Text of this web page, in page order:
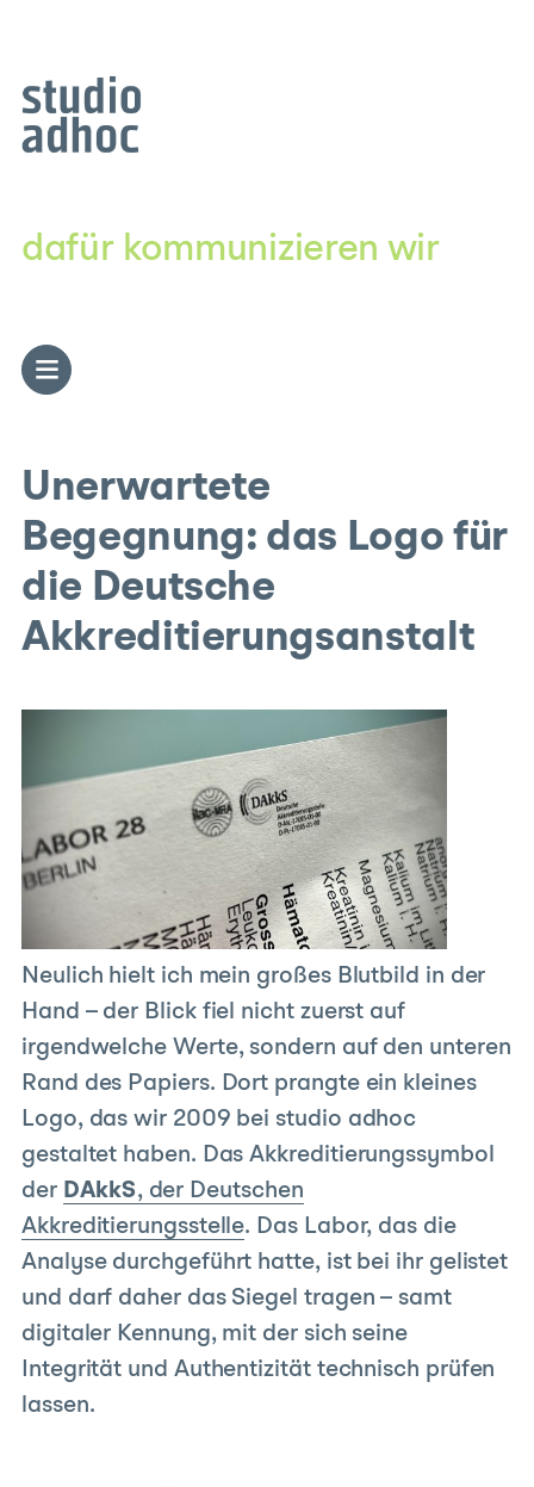
dafür kommunizieren wir
Unerwartete
Begegnung: das Logo für
die Deutsche
Akkreditierungsanstalt
Neulich hielt ich mein großes Blutbild in der
Hand – der Blick fiel nicht zuerst auf
irgendwelche Werte, sondern auf den unteren
Rand des Papiers. Dort prangte ein kleines
Logo, das wir 2009 bei studio adhoc
gestaltet haben. Das Akkreditierungssymbol
der DAkkS, der Deutschen
Akkreditierungsstelle. Das Labor, das die
Analyse durchgeführt hatte, ist bei ihr gelistet
und darf daher das Siegel tragen – samt
digitaler Kennung, mit der sich seine
Integrität und Authentizität technisch prüfen
lassen.